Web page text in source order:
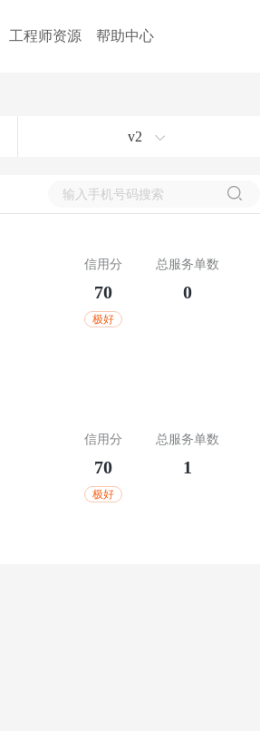
工程师资源 帮助中心
v2
信用分
70
极好
总服务单数
0
信用分
70
极好
总服务单数
1